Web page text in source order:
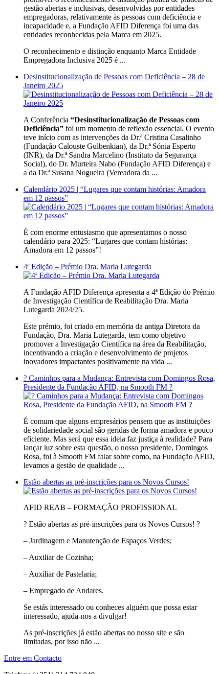
gestão abertas e inclusivas, desenvolvidas por entidades
empregadoras, relativamente às pessoas com deficiência e
incapacidade e, a Fundação AFID Diferença foi uma das
entidades reconhecidas pela Marca em 2025.
O reconhecimento e distinção enquanto Marca Entidade
Empregadora Inclusiva 2025 é ...
Desinstitucionalização de Pessoas com Deficiência – 28 de
Janeiro 2025
A Conferência “Desinstitucionalização de Pessoas com
Deficiência” foi um momento de reflexão essencial. O evento
teve início com as intervenções da Dr.ª Cristina Casalinho
(Fundação Calouste Gulbenkian), da Dr.ª Sónia Esperto
(INR), da Dr.ª Sandra Marcelino (Instituto da Segurança
Social), do Dr. Murteira Nabo (Fundação AFID Diferença) e
a da Dr.ª Susana Nogueira (Vereadora da ...
Calendário 2025 | “Lugares que contam histórias: Amadora
em 12 passos”
É com enorme entusiasmo que apresentamos o nosso
calendário para 2025: “Lugares que contam histórias:
Amadora em 12 passos”!
4ª Edição – Prémio Dra. Maria Lutegarda
A Fundação AFID Diferença apresenta a 4ª Edição do Prémio
de Investigação Científica de Reabilitação Dra. Maria
Lutegarda 2024/25.
Este prémio, foi criado em memória da antiga Diretora da
Fundação, Dra. Maria Lutegarda, tem como objetivo
promover a Investigação Científica na área da Reabilitação,
incentivando a criação e desenvolvimento de projetos
inovadores impactantes positivamente na vida ...
?️ Caminhos para a Mudança: Entrevista com Domingos Rosa,
Presidente da Fundação AFID, na Smooth FM ?️
É comum que alguns empresários pensem que as instituições
de solidariedade social são geridas de forma amadora e pouco
eficiente. Mas será que essa ideia faz justiça à realidade? Para
lançar luz sobre esta questão, o nosso presidente, Domingos
Rosa, foi à Smooth FM falar sobre como, na Fundação AFID,
levamos a gestão de qualidade ...
Estão abertas as pré-inscrições para os Novos Cursos!
AFID REAB – FORMAÇÃO PROFISSIONAL
? Estão abertas as pré-inscrições para os Novos Cursos! ?
– Jardinagem e Manutenção de Espaços Verdes;
– Auxiliar de Cozinha;
– Auxiliar de Pastelaria;
– Empregado de Andares.
Se estás interessado ou conheces alguém que possa estar
interessado, ajuda-nos a divulgar!
As pré-inscrições já estão abertas no nosso site e são
limitadas, por isso não ...
Entre em Contacto